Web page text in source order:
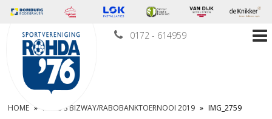
0172 - 614959
HOME » FOTO’S BIZWAY/RABOBANKTOERNOOI 2019 » IMG_2759